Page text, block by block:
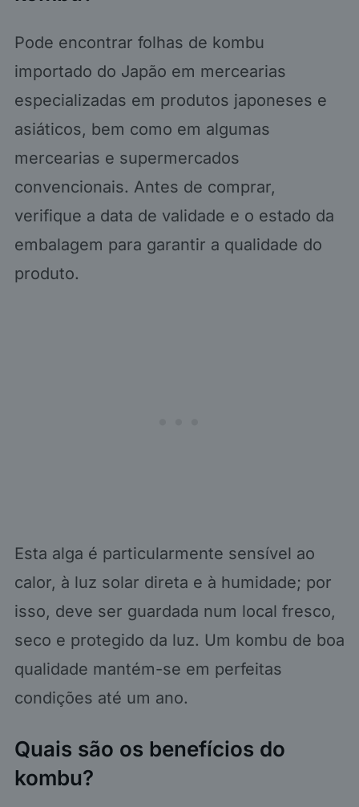
Pode encontrar folhas de kombu
importado do Japão em mercearias
especializadas em produtos japoneses e
asiáticos, bem como em algumas
mercearias e supermercados
convencionais. Antes de comprar,
verifique a data de validade e o estado da
embalagem para garantir a qualidade do
produto.
Esta alga é particularmente sensível ao
calor, à luz solar direta e à humidade; por
isso, deve ser guardada num local fresco,
seco e protegido da luz. Um kombu de boa
qualidade mantém-se em perfeitas
condições até um ano.
Quais são os benefícios do
kombu?